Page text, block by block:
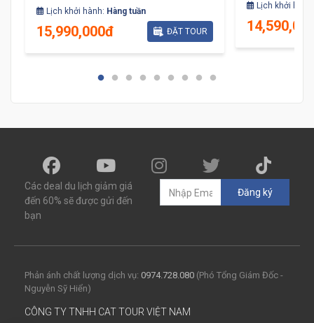
Lịch khởi hành: Hàng tuần
15,990,000đ ĐẶT TOUR
Lịch khởi
Các deal du lịch giảm giá
đến 60% sẽ được gửi đến
bạn
Đăng ký
Phản ánh chất lượng dịch vụ: 0974.728.080 (Phó Tổng Giám Đốc -
Nguyễn Sỹ Hiển)
CÔNG TY TNHH CAT TOUR VIỆT NAM